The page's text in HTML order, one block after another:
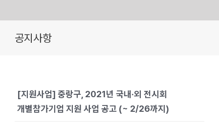
공지사항
[지원사업] 중랑구, 2021년 국내·외 전시회
개별참가기업 지원 사업 공고 (~ 2/26까지)